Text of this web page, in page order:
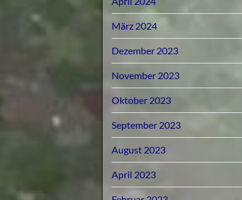
März 2024
Dezember 2023
November 2023
Oktober 2023
September 2023
August 2023
April 2023